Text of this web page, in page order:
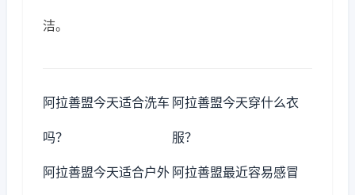
洁。
阿拉善盟今天适合洗车
吗？
阿拉善盟今天穿什么衣
服？
阿拉善盟今天适合户外 阿拉善盟最近容易感冒